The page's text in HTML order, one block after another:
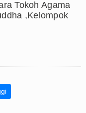
Tokoh Agama
,Kelompok